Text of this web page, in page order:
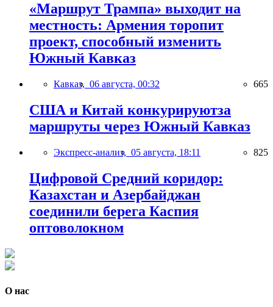
«Маршрут Трампа» выходит на
местность: Армения торопит
проект, способный изменить
Южный Кавказ
Кавказ, 06 августа, 00:32 665
США и Китай конкурируютза
маршруты через Южный Кавказ
Экспресс-анализ, 05 августа, 18:11 825
Цифровой Средний коридор:
Казахстан и Азербайджан
соединили берега Каспия
оптоволокном
О нас